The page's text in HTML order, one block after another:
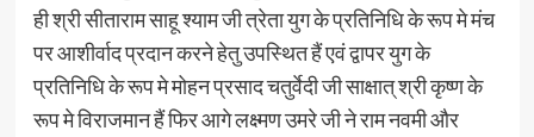
ही श्री सीताराम साहू श्याम जी त्रेता युग के प्रतिनिधि के रूप मे मंच
पर आशीर्वाद प्रदान करने हेतु उपस्थित हैं एवं द्वापर युग के
प्रतिनिधि के रूप मे मोहन प्रसाद चतुर्वेदी जी साक्षात् श्री कृष्ण के
रूप मे विराजमान हैं फिर आगे लक्ष्मण उमरे जी ने राम नवमी और